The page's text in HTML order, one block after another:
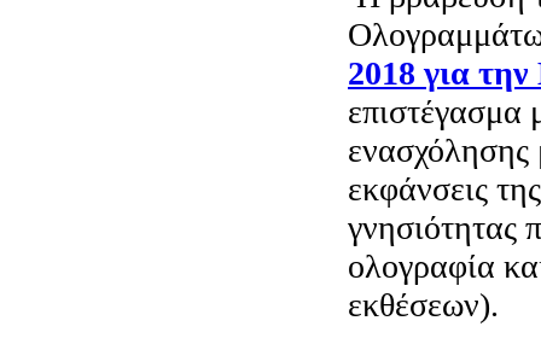
2018 για
επιστέγασμα
ενασχόλησης
εκφάνσεις
γνησιότητας
ολογραφία
εκθέσεων).